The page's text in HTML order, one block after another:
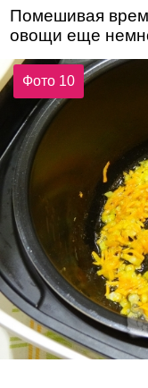
Помешивая
овощи еще
Фото 10